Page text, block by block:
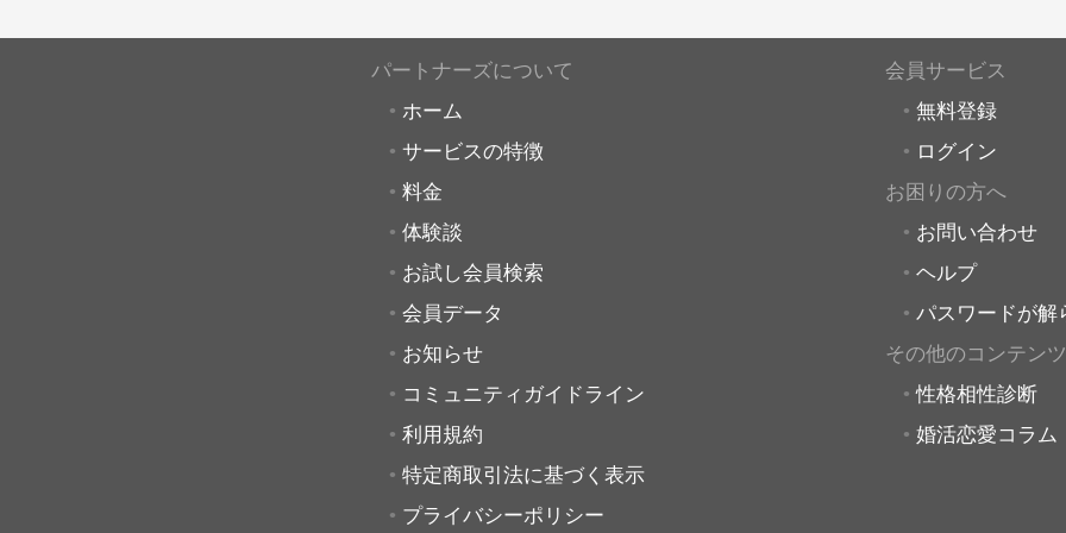
パートナーズについて
ホーム
サービスの特徴
料金
体験談
お試し会員検索
会員データ
お知らせ
コミュニティガイドライン
利用規約
特定商取引法に基づく表示
プライバシーポリシー
会員サービス
無料登録
ログイン
お困りの方へ
お問い合わせ
ヘルプ
パスワードが解
その他のコンテンツ
性格相性診断
婚活恋愛コラム